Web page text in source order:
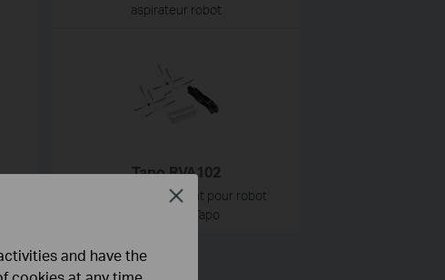
aspirateur robot
Tapo RVA102
Kit de remplacement pour robot
aspirateur Tapo
and have the
Close